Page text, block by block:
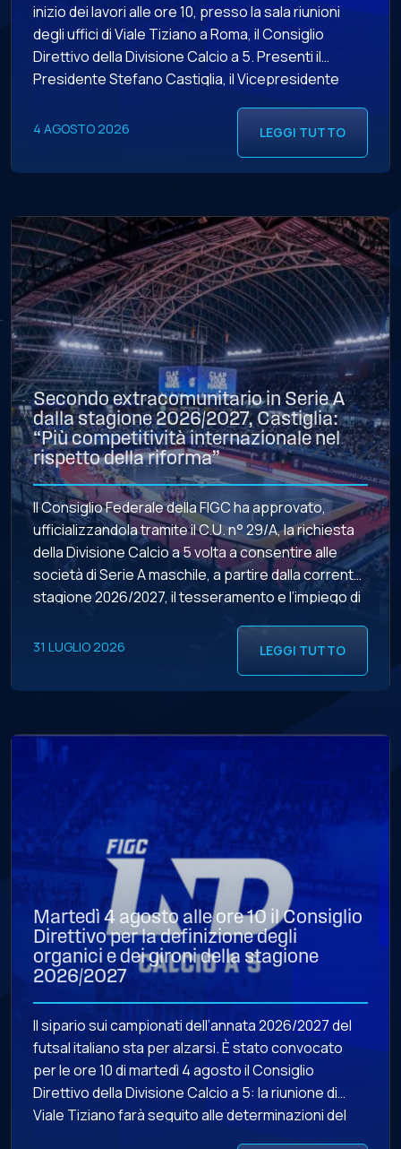
inizio dei lavori alle ore 10, presso la sala riunioni
degli uffici di Viale Tiziano a Roma, il Consiglio
Direttivo della Divisione Calcio a 5. Presenti il
Presidente Stefano Castiglia, il Vicepresidente
Farabini, i Consiglieri Donato Giovanni Allegrini, Ugo
4 AGOSTO 2026 LEGGI TUTTO
Secondo extracomunitario in Serie A
dalla stagione 2026/2027, Castiglia:
“Più competitività internazionale nel
rispetto della riforma”
Il Consiglio Federale della FIGC ha approvato,
ufficializzandola tramite il C.U. n° 29/A, la richiesta
della Divisione Calcio a 5 volta a consentire alle
società di Serie A maschile, a partire dalla corrente
stagione 2026/2027, il tesseramento e l’impiego di
percorso che ha portato all’accoglimento di tale
31 LUGLIO 2026 LEGGI TUTTO
Martedì 4 agosto alle ore 10 il Consiglio
Direttivo per la definizione degli
organici e dei gironi della stagione
2026/2027
Il sipario sui campionati dell’annata 2026/2027 del
futsal italiano sta per alzarsi. È stato convocato
per le ore 10 di martedì 4 agosto il Consiglio
Direttivo della Divisione Calcio a 5: la riunione di
Viale Tiziano farà seguito alle determinazioni del